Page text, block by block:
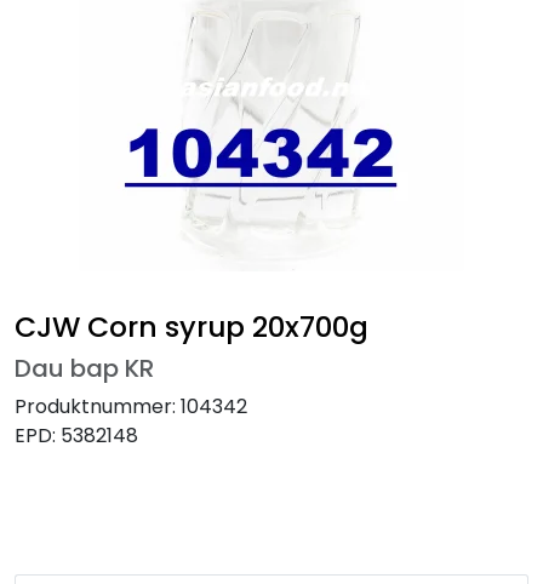
CJW Corn syrup 20x700g
Dau bap KR
Produktnummer: 104342
EPD: 5382148